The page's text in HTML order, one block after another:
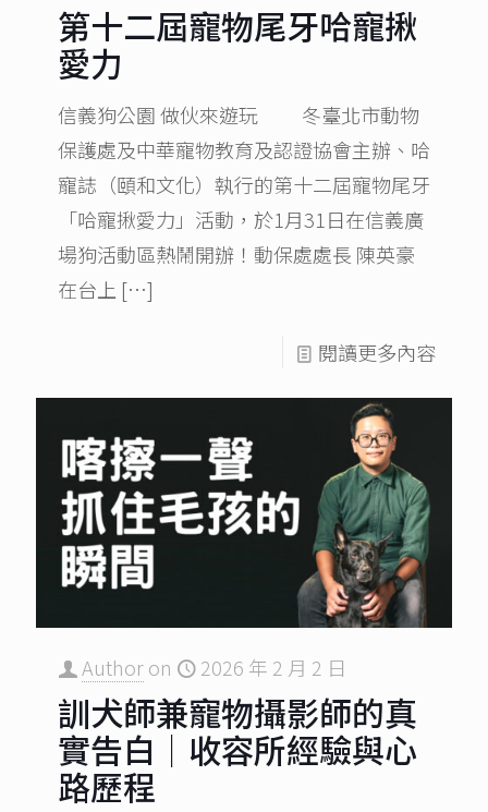
第十二屆寵物尾牙哈寵揪
愛力
信義狗公園 做伙來遊玩 冬臺北市動物
保護處及中華寵物教育及認證協會主辦、哈
寵誌（頤和文化）執行的第十二屆寵物尾牙
「哈寵揪愛力」活動，於1月31日在信義廣
場狗活動區熱鬧開辦！動保處處長 陳英豪
在台上 […]
閱讀更多內容
Authoron 2026 年 2 月 2 日
訓犬師兼寵物攝影師的真
實告白｜收容所經驗與心
路歷程